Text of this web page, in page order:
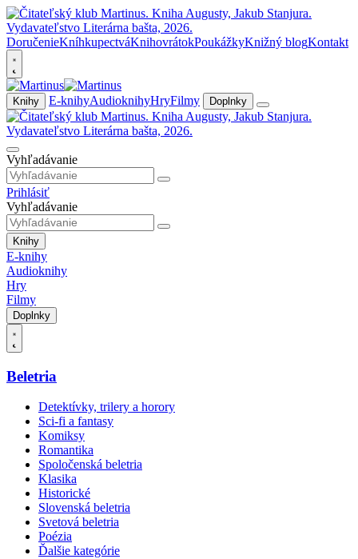
DoručenieKníhkupectváKnihovrátokPoukážkyKnižný blogKontakt
Knihy E-knihyAudioknihyHryFilmy Doplnky
Vyhľadávanie
Prihlásiť
Vyhľadávanie
Knihy
E-knihy
Audioknihy
Hry
Filmy
Doplnky
Beletria
Detektívky, trilery a horory
Sci-fi a fantasy
Komiksy
Romantika
Spoločenská beletria
Klasika
Historické
Slovenská beletria
Svetová beletria
Poézia
Ďalšie kategórie